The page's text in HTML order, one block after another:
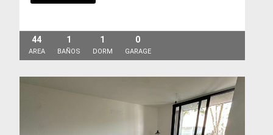
44
AREA
1
BAÑOS
1
DORM
0
GARAGE